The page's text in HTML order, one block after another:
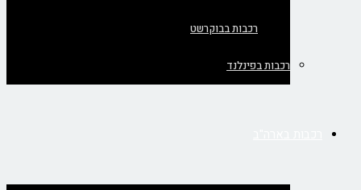
רכבות בבוקרשט
רכבות בפינלנד